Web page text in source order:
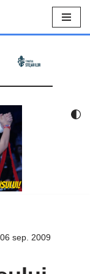
sep. 2009